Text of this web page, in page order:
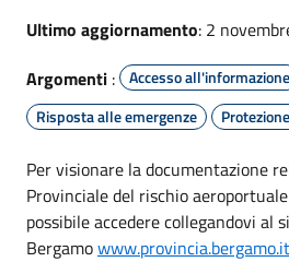
Ultimo aggiornamento: 2
Argomenti :
Accesso all'informazione
Risposta alle emergenze
Per visionare la documentazione
Provinciale del rischio
possibile accedere collegandovi al
Bergamowww.provincia.bergamo.it